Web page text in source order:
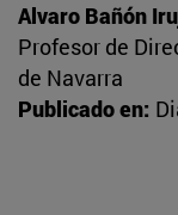
Alvaro Bañón
Profesor de
de Navarra
Publicado en: